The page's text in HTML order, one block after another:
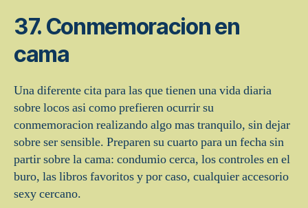
37. Conmemoracion en
cama
Una diferente cita para las que tienen una vida diaria
sobre locos asi­ como prefieren ocurrir su
conmemoracion realizando algo mas tranquilo, sin dejar
sobre ser sensible. Preparen su cuarto para un fecha sin
partir sobre la cama: condumio cerca, los controles en el
buro, las libros favoritos y por caso, cualquier accesorio
sexy cercano.